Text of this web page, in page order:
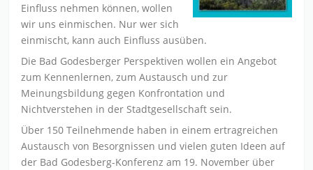
Einfluss nehmen können, wollen
wir uns einmischen. Nur wer sich
einmischt, kann auch Einfluss ausüben.
Die Bad Godesberger Perspektiven wollen ein Angebot
zum Kennenlernen, zum Austausch und zur
Meinungsbildung gegen Konfrontation und
Nichtverstehen in der Stadtgesellschaft sein.
Über 150 Teilnehmende haben in einem ertragreichen
Austausch von Besorgnissen und vielen guten Ideen auf
der Bad Godesberg-Konferenz am 19. November über